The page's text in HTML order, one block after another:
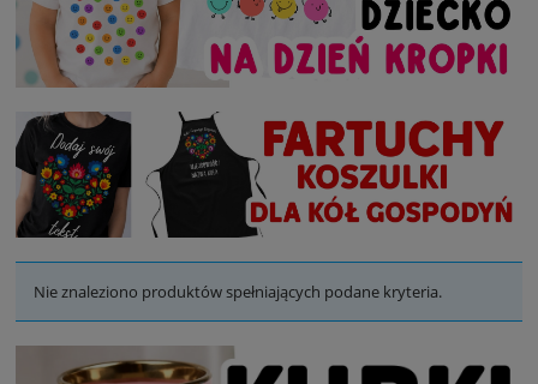
Nie znaleziono produktów spełniających podane kryteria.